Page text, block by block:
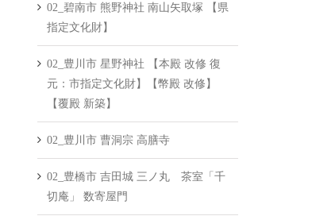
02_碧南市 熊野神社 南山矢取塚 【県
指定文化財】
02_豊川市 星野神社 【本殿 改修 復
元：市指定文化財】【幣殿 改修】
【覆殿 新築】
02_豊川市 曹洞宗 高膳寺
02_豊橋市 吉田城 三ノ丸 茶室「千
切庵」 数寄屋門